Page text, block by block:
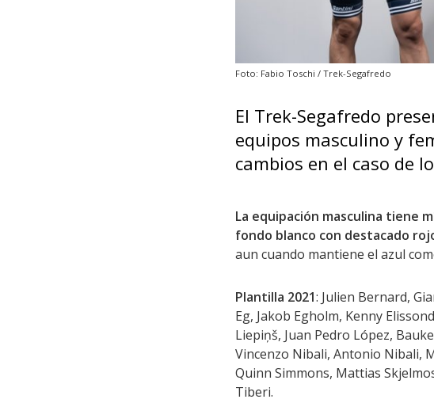
Foto: Fabio Toschi / Trek-Segafredo
El Trek-Segafredo
equipos masculino y
cambios en el caso de
La equipación masculina tiene
fondo blanco con destacado
aun cuando mantiene el azul
Plantilla 2021: Julien Bernard,
Eg, Jakob Egholm, Kenny
Liepiņš, Juan Pedro López,
Vincenzo Nibali, Antonio Nibali,
Quinn Simmons, Mattias
Tiberi.